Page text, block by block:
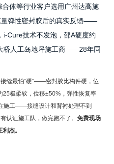
体等行业客户选用广州达高施
量弹性密封胶后的真实反馈——
Cure技术不发泡，邵A硬度约
桥人工岛地坪施工商——28年同
缝最怕“硬”——密封胶比构件硬，位
极柔软，位移±50%，弹性恢复率
施工——接缝设计和背衬处理不到
认证施工队，做完跑不了。 免费现场
杰。